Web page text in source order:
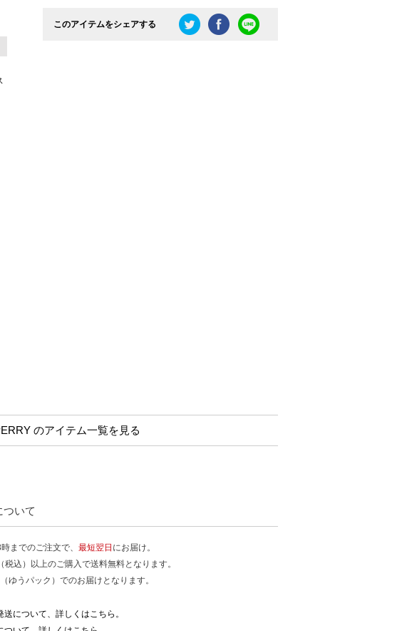
このアイテムをシェアする
のアイテム一覧を見る
ついて
までのご注文で、 最短翌日 にお届け。
税込）以上のご購入で送料無料となります。
ゆうパック）でのお届けとなります。
送について、詳しくはこちら。